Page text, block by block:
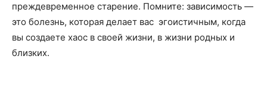
преждевременное старение. Помните: зависимость —
это болезнь, которая делает вас эгоистичным, когда
вы создаете хаос в своей жизни, в жизни родных и
близких.